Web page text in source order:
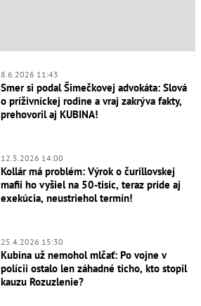
8.6.2026 11:43
Smer si podal Šimečkovej advokáta: Slová
o príživníckej rodine a vraj zakrýva fakty,
prehovoril aj KUBINA!
12.5.2026 14:00
Kollár má problém: Výrok o čurillovskej
mafii ho vyšiel na 50-tisíc, teraz príde aj
exekúcia, neustriehol termín!
25.4.2026 15:30
Kubina už nemohol mlčať: Po vojne v
polícii ostalo len záhadné ticho, kto stopil
kauzu Rozuzlenie?